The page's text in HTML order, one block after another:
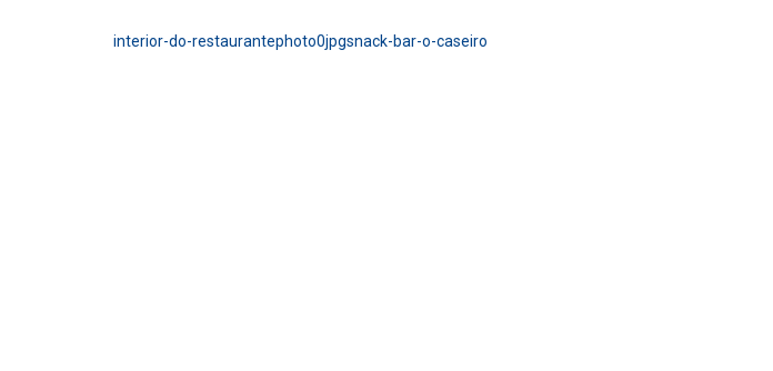
interior-do-restaurantephoto0jpgsnack-bar-o-caseiro